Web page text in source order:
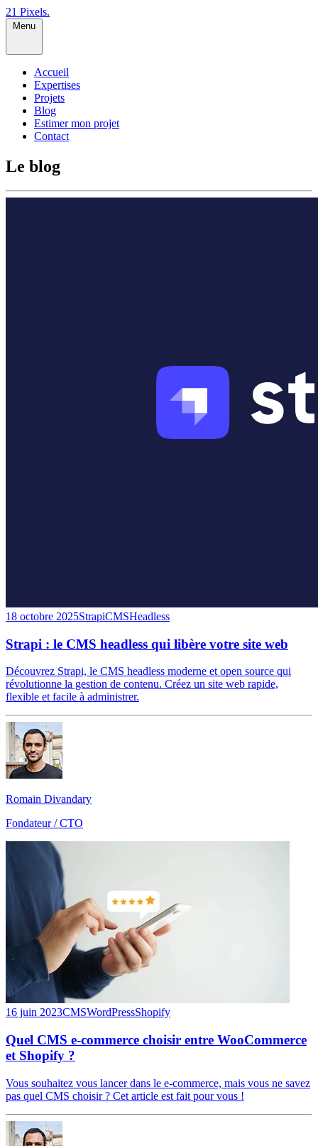
21 Pixels.
Accueil
Expertises
Projets
Blog
Estimer mon projet
Contact
Le blog
18 octobre 2025StrapiCMSHeadless
Strapi : le CMS headless qui libère votre site web
Découvrez Strapi, le CMS headless moderne et open source qui
révolutionne la gestion de contenu. Créez un site web rapide,
flexible et facile à administrer.
Romain Divandary
Fondateur / CTO
16 juin 2023CMSWordPressShopify
Quel CMS e-commerce choisir entre WooCommerce
et Shopify ?
Vous souhaitez vous lancer dans le e-commerce, mais vous ne savez
pas quel CMS choisir ? Cet article est fait pour vous !